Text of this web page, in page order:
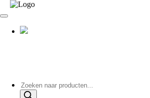
Producten
zoeken